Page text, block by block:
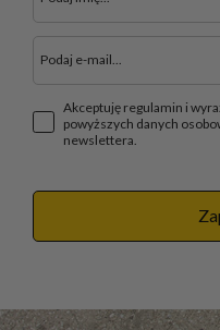
Akceptuję regulamin i
powyższych danych
newslettera.